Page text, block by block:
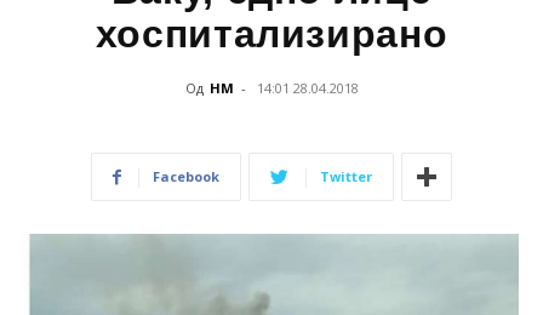
хоспитализирано
Од НМ - 14:01 28.04.2018
Facebook Twitter